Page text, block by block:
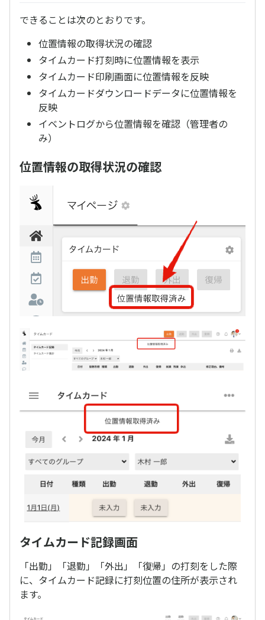
できることは次のとおりです。
位置情報の取得状況の確認
タイムカード打刻時に位置情報を表示
タイムカード印刷画面に位置情報を反映
タイムカードダウンロードデータに位置情報を
反映
イベントログから位置情報を確認（管理者の
み）
位置情報の取得状況の確認
タイムカード記録画面
「出勤」「退勤」「外出」「復帰」の打刻をした際
に、タイムカード記録に打刻位置の住所が表示され
ます。